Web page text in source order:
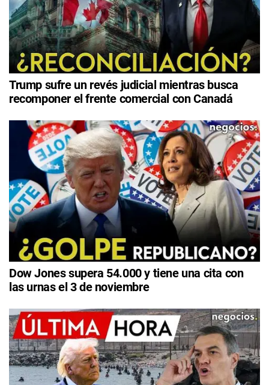
Trump sufre un revés judicial mientras busca
recomponer el frente comercial con Canadá
Dow Jones supera 54.000 y tiene una cita con
las urnas el 3 de noviembre